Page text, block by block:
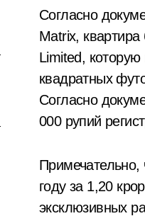
Согласно
Matrix,
Limited,
квадратных
Согласно
000 рупий
году за 1,20
эксклюзивных